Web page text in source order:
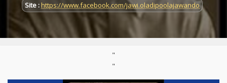
Site :https://www.facebook.com/jawi.oladipoolajawando
"
"